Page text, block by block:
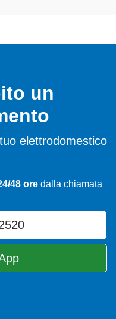
un
elettrodomestico
48 ore dalla chiamata